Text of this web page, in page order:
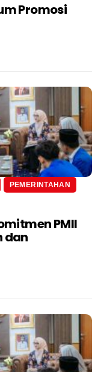
Promosi
PEMERINTAHAN
PMII
dan